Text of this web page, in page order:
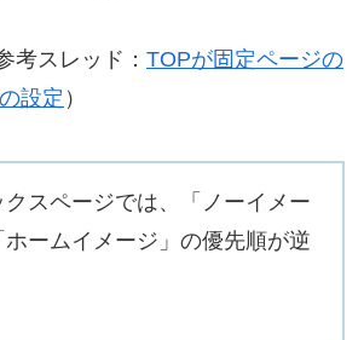
考スレッド： TOPが固定ページの
設定 ）
クスページでは、「ノーイメー
ホームイメージ」の優先順が逆